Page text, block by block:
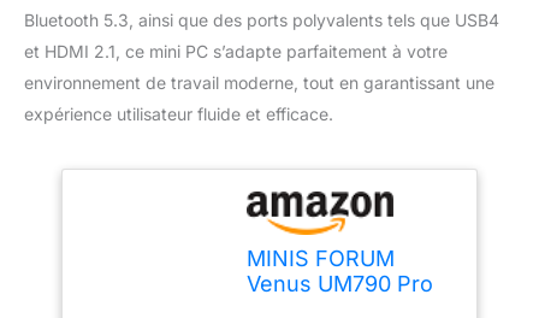
Bluetooth 5.3, ainsi que des ports polyvalents tels que USB4
et HDMI 2.1, ce mini PC s’adapte parfaitement à votre
environnement de travail moderne, tout en garantissant une
expérience utilisateur fluide et efficace.
MINIS FORUM
Venus UM790 Pro